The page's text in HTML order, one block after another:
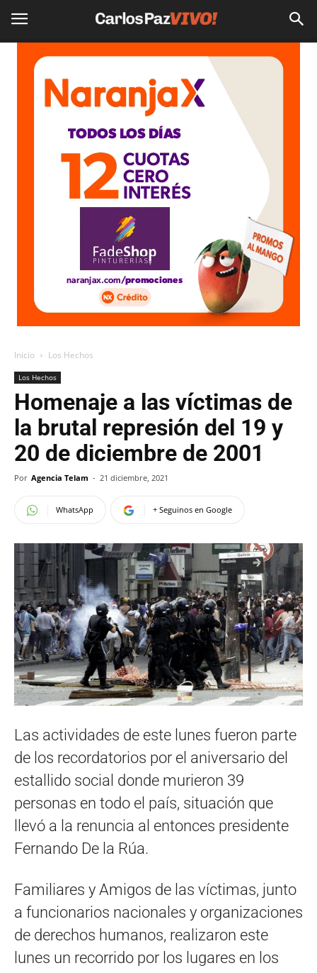
Inicio Los Hechos
Los Hechos
Homenaje a las víctimas de
la brutal represión del 19 y
20 de diciembre de 2001
Por Agencia Telam - 21 diciembre, 2021
WhatsApp + Seguinos en Google
Las actividades de este lunes fueron parte
de los recordatorios por el aniversario del
estallido social donde murieron 39
personas en todo el país, situación que
llevó a la renuncia al entonces presidente
Fernando De la Rúa.
Familiares y Amigos de las víctimas, junto
a funcionarios nacionales y organizaciones
de derechos humanos, realizaron este
lunes un recorrido por los lugares en los